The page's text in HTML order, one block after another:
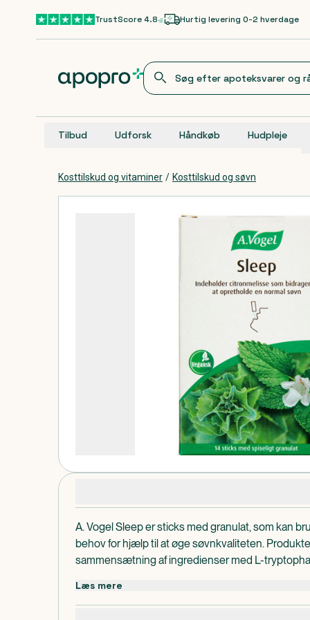
Gå til hovedindholdTrustScore 4.8 Hurtig levering 0-2 hverdage
Tilbud Udforsk Håndkøb Hudpleje
Kosttilskud og vitaminer / Kosttilskud og søvn
A. Vogel Sleep er sticks med granulat, som kan
behov for hjælp til at øge søvnkvaliteten.
sammensætning af ingredienser med L-
munden og velegnet til langtidsbrug uden
Læs mere